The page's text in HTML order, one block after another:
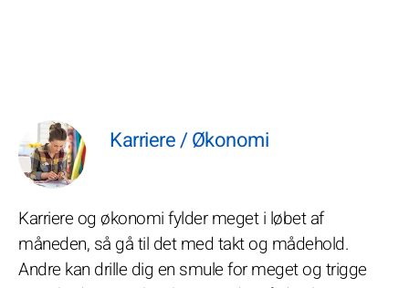
Karriere / Økonomi
Karriere og økonomi fylder meget i løbet af
måneden, så gå til det med takt og mådehold.
Andre kan drille dig en smule for meget og trigge